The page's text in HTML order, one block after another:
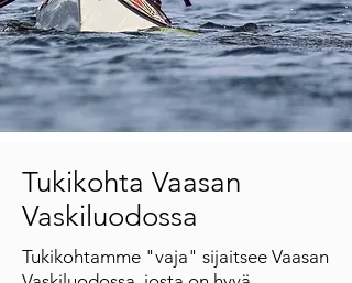
Tukikohta Vaasan
Vaskiluodossa
Tukikohtamme "vaja" sijaitsee Vaasan